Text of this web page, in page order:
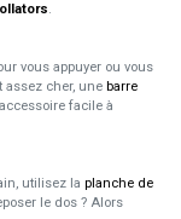
.
vous appuyer ou vous
cher, une barre
facile à
utilisez la planche de
le dos ? Alors